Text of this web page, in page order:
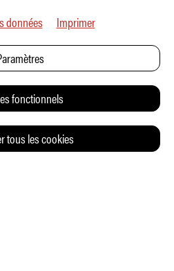
données Imprimer
fonctionnels
tous les cookies